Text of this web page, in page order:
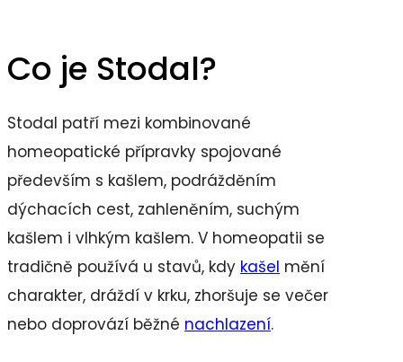
Co je Stodal?
Stodal patří mezi kombinované
homeopatické přípravky spojované
především s kašlem, podrážděním
dýchacích cest, zahleněním, suchým
kašlem i vlhkým kašlem. V homeopatii se
tradičně používá u stavů, kdy kašel mění
charakter, dráždí v krku, zhoršuje se večer
nebo doprovází běžné nachlazení.